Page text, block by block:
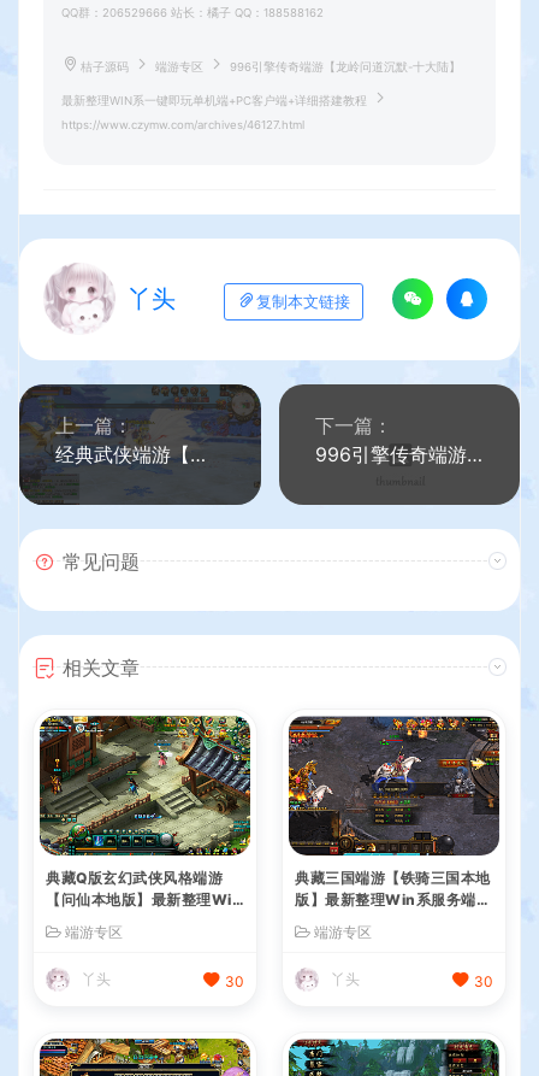
QQ群：206529666 站长：橘子 QQ：188588162
桔子源码 端游专区 996引擎传奇端游【龙岭问道沉默-十大陆】
最新整理WIN系一键即玩单机端+PC客户端+详细搭建教程
https://www.czymw.com/archives/46127.html
丫头 复制本文链接
上一篇：
经典武侠端游【天龙八部之32位源端经典15门派】最新整理Linux+WIN手工服务端+PC客户端+GM工具+网页注册+网页充值+详细搭建教程+视频教程
下一篇：
996引擎传奇端游【十三无限刀八大陆】最新整理WIN系一键即玩单机端+PC客户端+详细搭建教程
常见问题
相关文章
典藏Q版玄幻武侠风格端游
【问仙本地版】最新整理Win
系服务端+PC客户端+GM指
令+详细搭建教程
端游专区
丫头 30
典藏三国端游【铁骑三国本地
版】最新整理Win系服务端+
PC客户端+详细搭建教程+G
M命令教程
端游专区
丫头 30